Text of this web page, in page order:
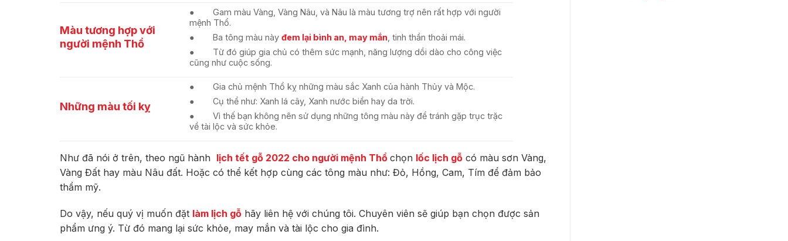
Màu tương hợp với
người mệnh Thổ
● Gam màu Vàng, Vàng Nâu, và Nâu là màu tương trợ nên rất hợp với người
mệnh Thổ.
● Ba tông màu nàyđem lại bình an, may mắn , tinh thần thoải mái.
● Từ đó giúp gia chủ có thêm sức mạnh, năng lượng dồi dào cho công việc
cũng như cuộc sống.
Những màu tối kỵ
● Gia chủ mệnh Thổ kỵ những màu sắc Xanh của hành Thủy và Mộc.
● Cụ thể như: Xanh lá cây, Xanh nước biển hay da trời.
● Vì thế bạn không nên sử dụng những tông màu này để tránh gặp trục trặc
về tài lộc và sức khỏe.
Như đã nói ở trên, theo ngũ hành lịch tết gỗ 2022 cho người mệnh Thổ chọn lốc lịch gỗ có màu sơn Vàng,
Vàng Đất hay màu Nâu đất. Hoặc có thể kết hợp cùng các tông màu như: Đỏ, Hồng, Cam, Tím để đảm bảo
thẩm mỹ.
Do vậy, nếu quý vị muốn đặt làm lịch gỗ hãy liên hệ với chúng tôi. Chuyên viên sẽ giúp bạn chọn được sản
phẩm ưng ý. Từ đó mang lại sức khỏe, may mắn và tài lộc cho gia đình.